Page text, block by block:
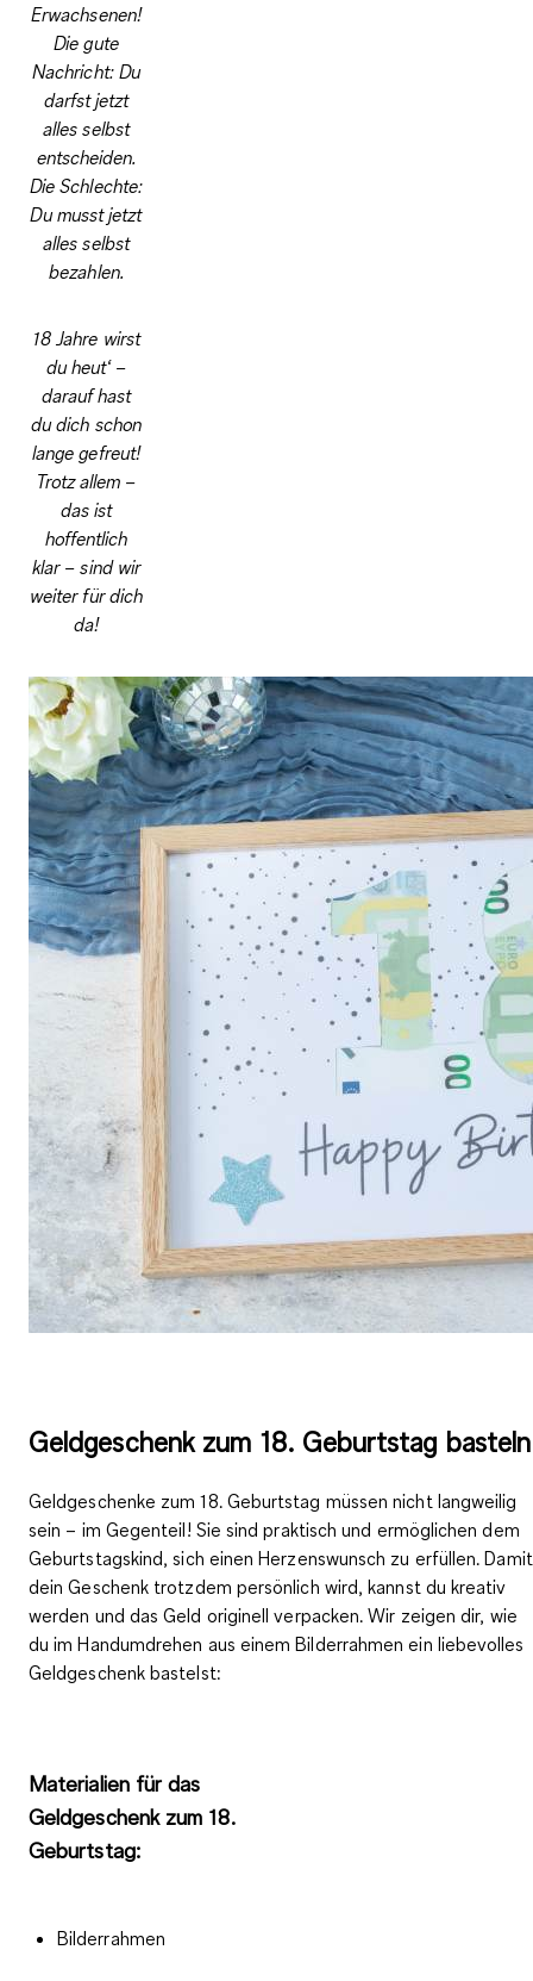
Erwachsenen!
Die gute
Nachricht: Du
darfst jetzt
alles selbst
entscheiden.
Die Schlechte:
Du musst jetzt
alles selbst
bezahlen.
18 Jahre wirst
du heut‘ –
darauf hast
du dich schon
lange gefreut!
Trotz allem –
das ist
hoffentlich
klar – sind wir
weiter für dich
da!
Geldgeschenk zum 18. Geburtstag basteln
Geldgeschenke zum 18. Geburtstag müssen nicht langweilig
sein – im Gegenteil! Sie sind praktisch und ermöglichen dem
Geburtstagskind, sich einen Herzenswunsch zu erfüllen. Damit
dein Geschenk trotzdem persönlich wird, kannst du kreativ
werden und das Geld originell verpacken. Wir zeigen dir, wie
du im Handumdrehen aus einem Bilderrahmen ein liebevolles
Geldgeschenk bastelst:
Materialien für das
Geldgeschenk zum 18.
Geburtstag:
Bilderrahmen